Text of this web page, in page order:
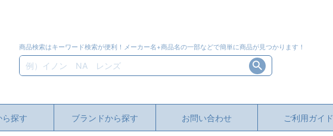
商品検索はキーワード検索が便利！メーカー名+商品名の一部などで簡単に商品が見つかります！
ら探す ブランドから探す お問い合わせ ご利用ガイド